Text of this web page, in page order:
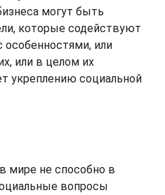
могут быть
которые содействуют
особенностями, или
или в целом их
укреплению социальной
мире не способно в
вопросы